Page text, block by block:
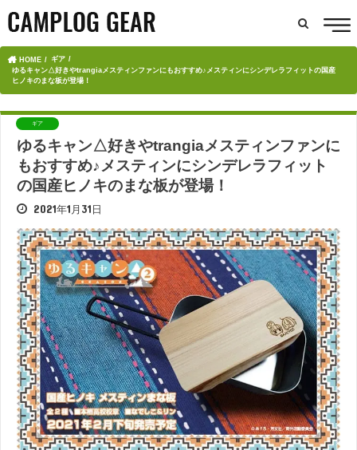
HOME
ギア
ゆるキャン△好きやtrangiaメスティンファンにもおすすめ♪メスティンにシンデレラフィットの国産
ヒノキのまな板が登場！
ギア
ゆるキャン△好きやtrangiaメスティンファンに
もおすすめ♪メスティンにシンデレラフィット
の国産ヒノキのまな板が登場！
2021年1月31日